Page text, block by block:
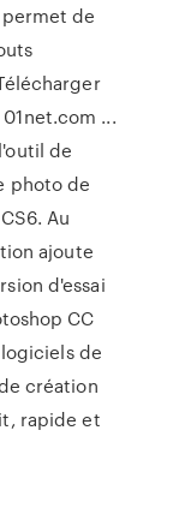
de
...
de
photo de
Au
ajoute
d'essai
CC
de
création
rapide et